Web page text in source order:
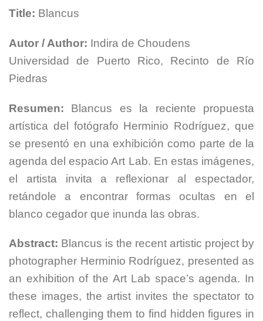
Title: Blancus
Autor / Author: Indira de Choudens
Universidad de Puerto Rico, Recinto de Río
Piedras
Resumen: Blancus es la reciente propuesta
artística del fotógrafo Herminio Rodríguez, que
se presentó en una exhibición como parte de la
agenda del espacio Art Lab. En estas imágenes,
el artista invita a reflexionar al espectador,
retándole a encontrar formas ocultas en el
blanco cegador que inunda las obras.
Abstract: Blancus is the recent artistic project by
photographer Herminio Rodríguez, presented as
an exhibition of the Art Lab space’s agenda. In
these images, the artist invites the spectator to
reflect, challenging them to find hidden figures in